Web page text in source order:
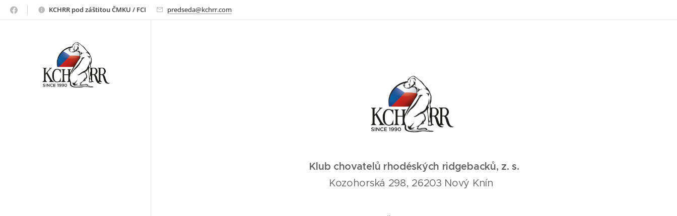
ridgeback
KCHRR pod záštitou ČMKU / FCI predseda@kchrr.com
Klub chovatelů rhodéských ridgebacků, z. s.
Kozohorská 298, 26203 Nový Knín